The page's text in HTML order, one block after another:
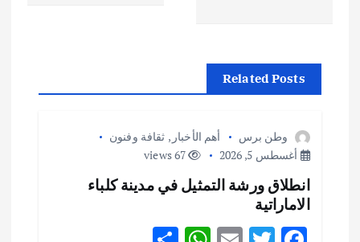
Related Posts
وطن برس أهم الأخبار , ثقافة وفنون
أغسطس 5, 2026
67 views
انطلاق ورشة التمثيل في مدينة كلباء
الاماراتية